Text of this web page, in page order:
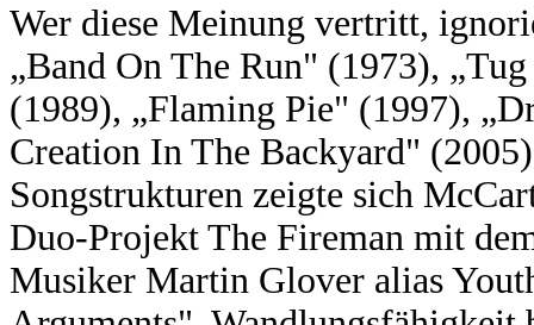
Wer diese Meinung vertritt,
„Band On The Run" (1973),
(1989), „Flaming Pie" (1997),
Creation In The Backyard"
Songstrukturen zeigte sich
Duo-Projekt The Fireman mit
Musiker Martin Glover alias